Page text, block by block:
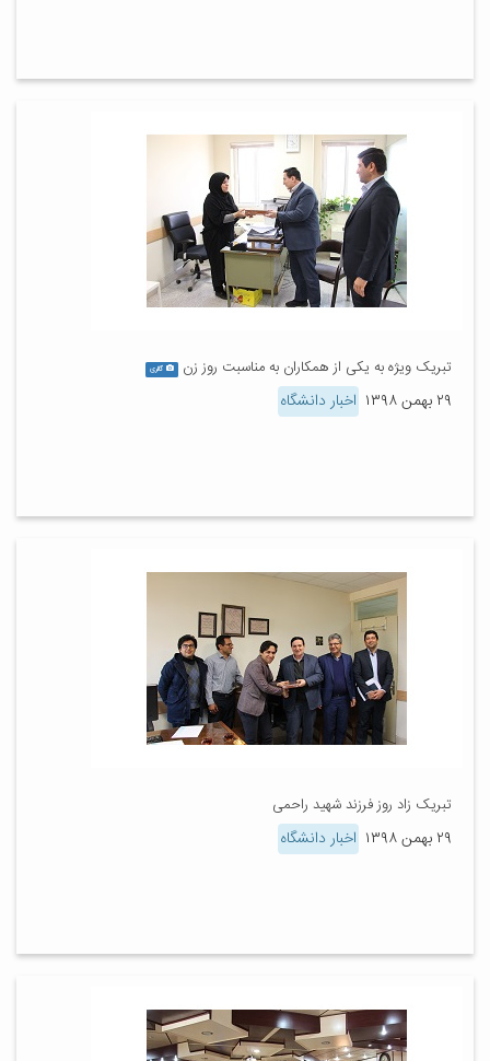
تبریک ویژه به یکی از همکاران به مناسبت روز زن گالری
۲۹ بهمن ۱۳۹۸ اخبار دانشگاه
تبریک زاد روز فرزند شهید راحمی
۲۹ بهمن ۱۳۹۸ اخبار دانشگاه